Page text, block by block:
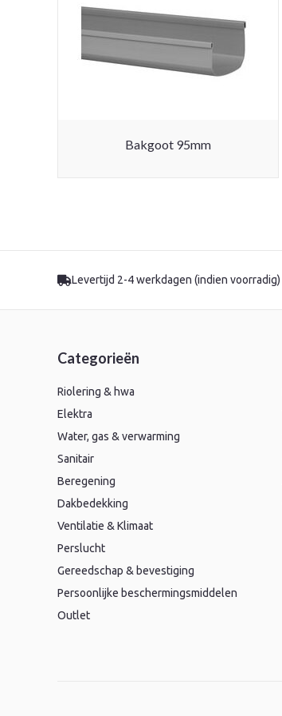
Bakgoot 95mm
Levertijd 2-4 werkdagen (indien voorradig)
Categorieën
Riolering & hwa
Elektra
Water, gas & verwarming
Sanitair
Beregening
Dakbedekking
Ventilatie & Klimaat
Perslucht
Gereedschap & bevestiging
Persoonlijke beschermingsmiddelen
Outlet